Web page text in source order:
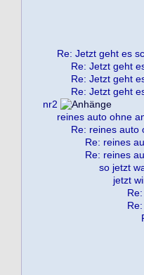
Re: Jetzt geht es
Re: Jetzt geht
Re: Jetzt geht
Re: Jetzt geht
nr2
reines auto ohne
Re: reines auto
Re: reines
Re: reines
so jetzt
jetzt